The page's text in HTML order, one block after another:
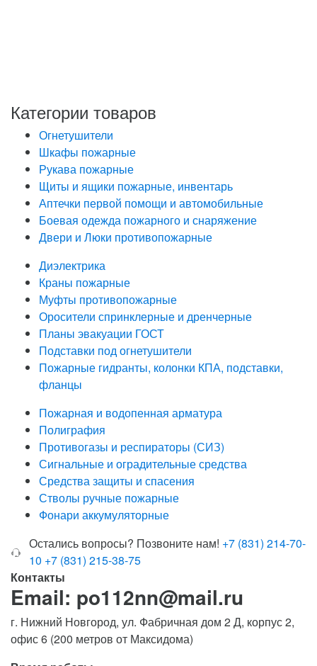
Категории товаров
Огнетушители
Шкафы пожарные
Рукава пожарные
Щиты и ящики пожарные, инвентарь
Аптечки первой помощи и автомобильные
Боевая одежда пожарного и снаряжение
Двери и Люки противопожарные
Диэлектрика
Краны пожарные
Муфты противопожарные
Оросители спринклерные и дренчерные
Планы эвакуации ГОСТ
Подставки под огнетушители
Пожарные гидранты, колонки КПА, подставки,
фланцы
Пожарная и водопенная арматура
Полиграфия
Противогазы и респираторы (СИЗ)
Сигнальные и оградительные средства
Средства защиты и спасения
Стволы ручные пожарные
Фонари аккумуляторные
Остались вопросы? Позвоните нам! +7 (831) 214-70-
10 +7 (831) 215-38-75
Контакты
Email: po112nn@mail.ru
г. Нижний Новгород, ул. Фабричная дом 2 Д, корпус 2,
офис 6 (200 метров от Максидома)